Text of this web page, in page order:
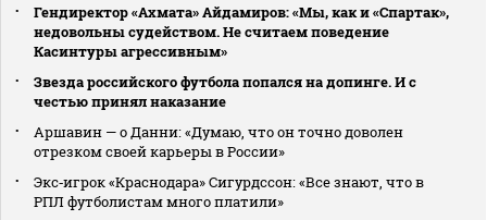
Гендиректор «Ахмата» Айдамиров: «Мы, как и «Спартак»,
недовольны судейством. Не считаем поведение
Касинтуры агрессивным»
Звезда российского футбола попался на допинге. И с
честью принял наказание
Аршавин — о Данни: «Думаю, что он точно доволен
отрезком своей карьеры в России»
Экс‑игрок «Краснодара» Сигурдссон: «Все знают, что в
РПЛ футболистам много платили»